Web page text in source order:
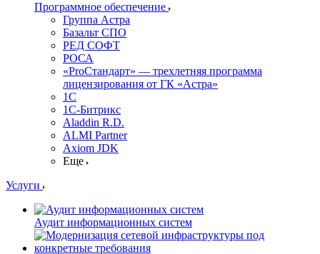
Программное обеспечение
Группа Астра
Базальт СПО
РЕД СОФТ
РОСА
«ProСтандарт» — трехлетняя программа
лицензирования от ГК «Астра»
1С
1С-Битрикc
Aladdin R.D.
ALMI Partner
Axiom JDK
Еще
Услуги
Аудит информационных систем